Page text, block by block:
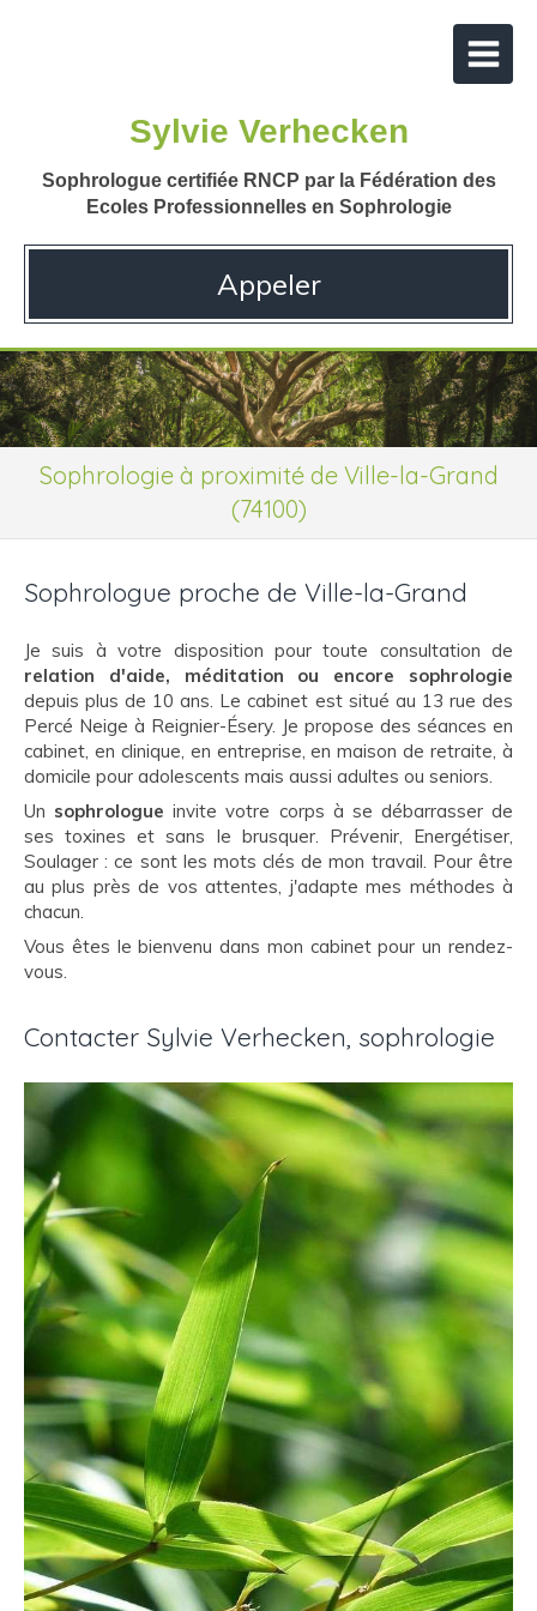
Sylvie Verhecken
Sophrologue certifiée RNCP par la Fédération des
Ecoles Professionnelles en Sophrologie
Appeler
Sophrologie à proximité de Ville-la-Grand
(74100)
Sophrologue proche de Ville-la-Grand
Je suis à votre disposition pour toute consultation de
relation d'aide, méditation ou encore sophrologie
depuis plus de 10 ans. Le cabinet est situé au 13 rue des
Percé Neige à Reignier-Ésery. Je propose des séances en
cabinet, en clinique, en entreprise, en maison de retraite, à
domicile pour adolescents mais aussi adultes ou seniors.
Un sophrologue invite votre corps à se débarrasser de
ses toxines et sans le brusquer. Prévenir, Energétiser,
Soulager : ce sont les mots clés de mon travail. Pour être
au plus près de vos attentes, j'adapte mes méthodes à
chacun.
Vous êtes le bienvenu dans mon cabinet pour un rendez-
vous.
Contacter Sylvie Verhecken, sophrologie